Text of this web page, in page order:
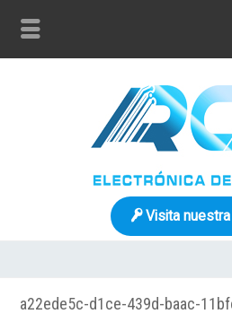
Visita
a22ede5c-d1ce-439d-baac-